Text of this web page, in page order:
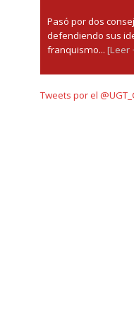
Pasó por dos
defendiendo sus
franquismo... [Leer
Tweets por el